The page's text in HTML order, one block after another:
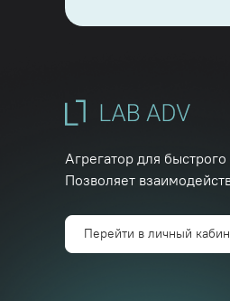
Агрегатор для
Позволяет
Перейти в личный